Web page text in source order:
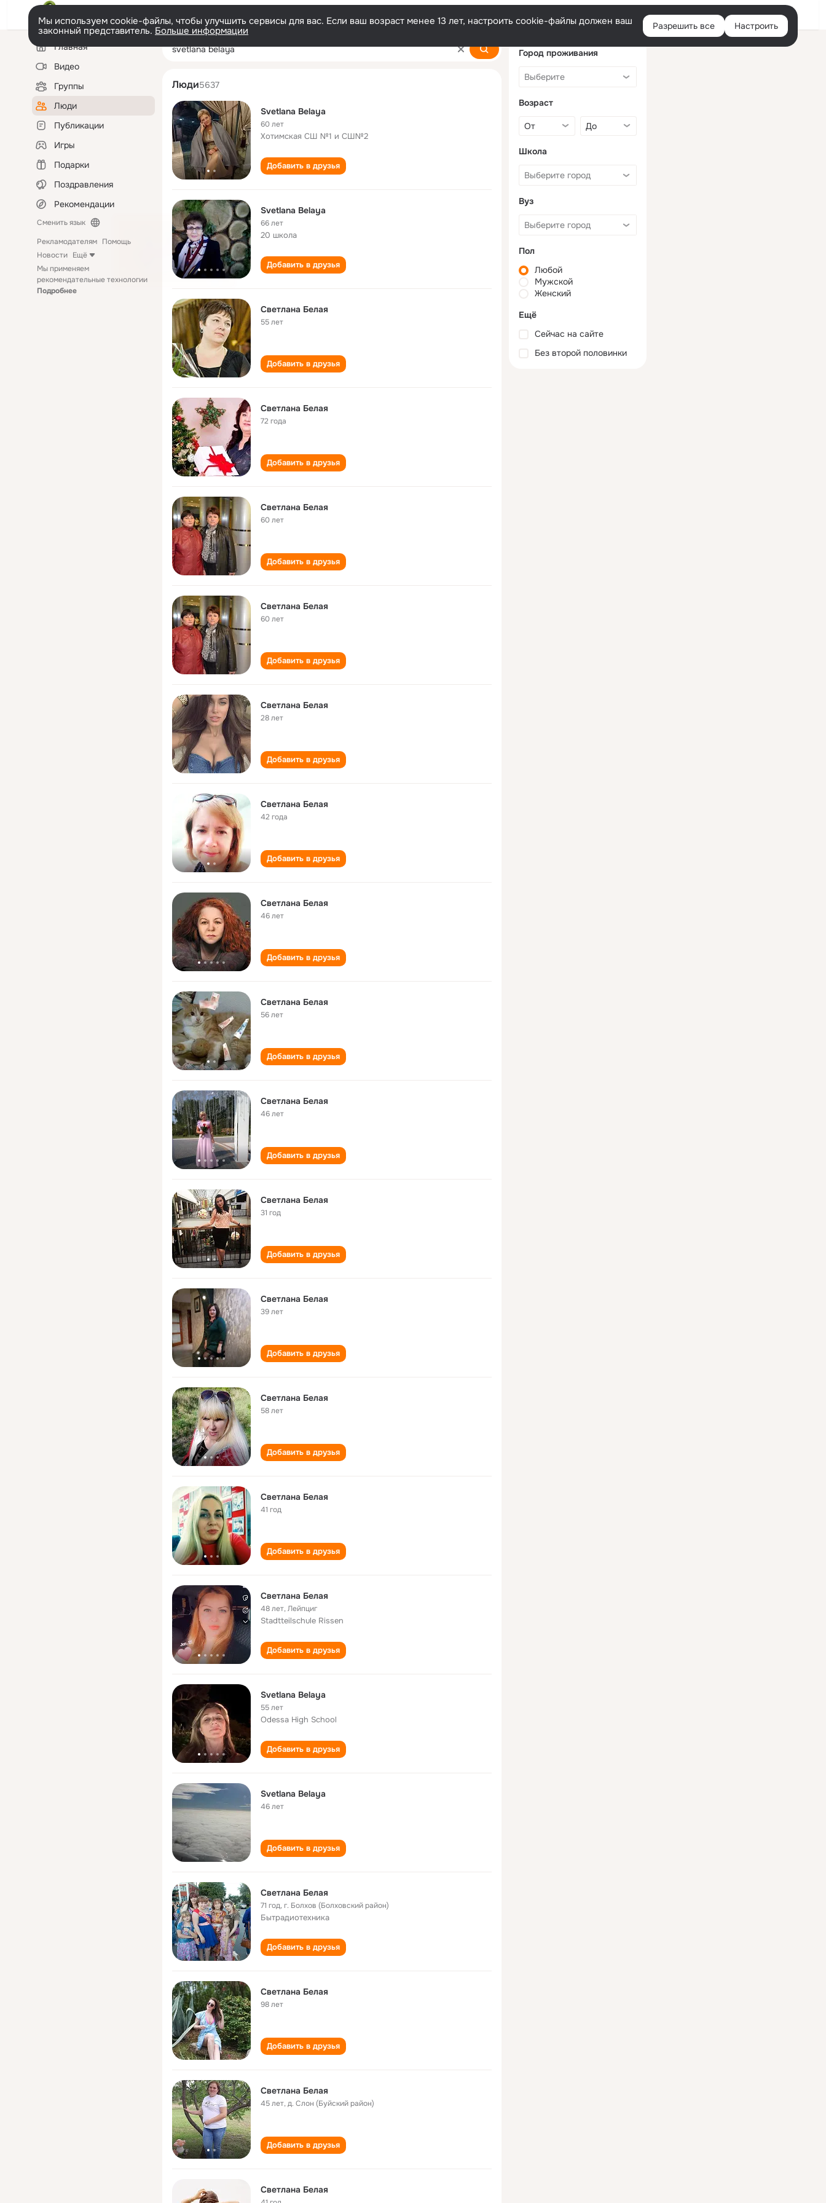
Войти
Мы используем cookie-файлы, чтобы улучшить сервисы для вас. Если ваш возраст менее 13 лет, настроить cookie-файлы должен ваш
законный представитель. Больше информации Разрешить все Настроить
Левая
колонкаГлавная
Видео
Группы
Люди
Публикации
Игры
Подарки
Поздравления
Рекомендации
Сменить язык
Рекламодателям Помощь
Новости Ещё
Мы применяем
рекомендательные технологии
Подробнее
svetlana belaya
Люди5637
Svetlana Belaya
60 лет
Хотимская СШ №1 и СШ№2
Добавить в друзья
Svetlana Belaya
66 лет
20 школа
Добавить в друзья
Светлана Белая
55 лет
Добавить в друзья
Светлана Белая
72 года
Добавить в друзья
Светлана Белая
60 лет
Добавить в друзья
Светлана Белая
60 лет
Добавить в друзья
Светлана Белая
28 лет
Добавить в друзья
Светлана Белая
42 года
Добавить в друзья
Светлана Белая
46 лет
Добавить в друзья
Светлана Белая
56 лет
Добавить в друзья
Светлана Белая
46 лет
Добавить в друзья
Светлана Белая
31 год
Добавить в друзья
Светлана Белая
39 лет
Добавить в друзья
Светлана Белая
58 лет
Добавить в друзья
Светлана Белая
41 год
Добавить в друзья
Светлана Белая
48 лет,Лейпциг
Stadtteilschule Rissen
Добавить в друзья
Svetlana Belaya
55 лет
Odessa High School
Добавить в друзья
Svetlana Belaya
46 лет
Добавить в друзья
Светлана Белая
71 год,г. Болхов (Болховский район)
Бытрадиотехника
Добавить в друзья
Светлана Белая
98 лет
Добавить в друзья
Светлана Белая
45 лет,д. Слон (Буйский район)
Добавить в друзья
Светлана Белая
Город проживания
Возраст
Школа
Вуз
Пол
Любой
Мужской
Женский
Ещё
Сейчас на сайте
Без второй половинки